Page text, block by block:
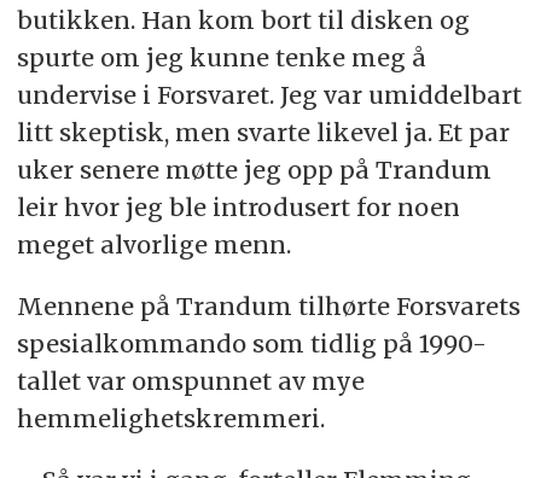
butikken. Han kom bort til disken og
spurte om jeg kunne tenke meg å
undervise i Forsvaret. Jeg var umiddelbart
litt skeptisk, men svarte likevel ja. Et par
uker senere møtte jeg opp på Trandum
leir hvor jeg ble introdusert for noen
meget alvorlige menn.
Mennene på Trandum tilhørte Forsvarets
spesialkommando som tidlig på 1990-
tallet var omspunnet av mye
hemmelighetskremmeri.